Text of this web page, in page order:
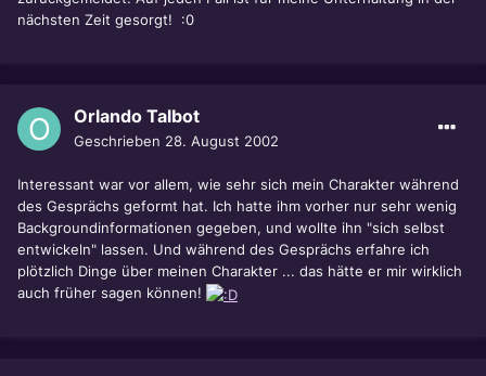
nächsten Zeit gesorgt! :0
Orlando Talbot
Geschrieben 28. August 2002
Interessant war vor allem, wie sehr sich mein Charakter während
des Gesprächs geformt hat. Ich hatte ihm vorher nur sehr wenig
Backgroundinformationen gegeben, und wollte ihn "sich selbst
entwickeln" lassen. Und während des Gesprächs erfahre ich
plötzlich Dinge über meinen Charakter ... das hätte er mir wirklich
auch früher sagen können!